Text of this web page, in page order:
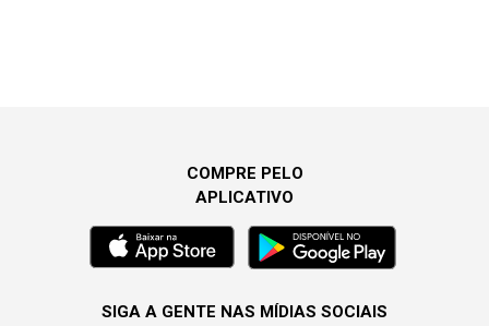
COMPRE PELO
APLICATIVO
SIGA A GENTE NAS MÍDIAS SOCIAIS